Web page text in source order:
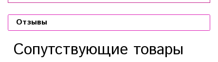
Отзывы
Сопутствующие товары